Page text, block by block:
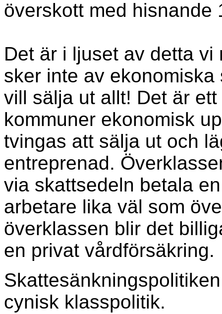
överskott med hisnande
Det är i ljuset av detta
sker inte av
vill sälja ut allt! Det är
kommuner ekonomisk
tvingas att sälja ut och
entreprenad.
via skattsedeln betala
arbetare lika väl som
överklassen blir det
en privat vårdförsäkring.
cynisk klasspolitik.